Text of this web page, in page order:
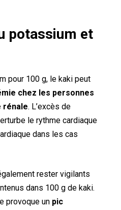
potassium et
pour 100 g, le kaki peut
chez les personnes
rénale. L’excès de
le rythme cardiaque
dans les cas
rester vigilants
dans 100 g de kaki.
provoque un pic